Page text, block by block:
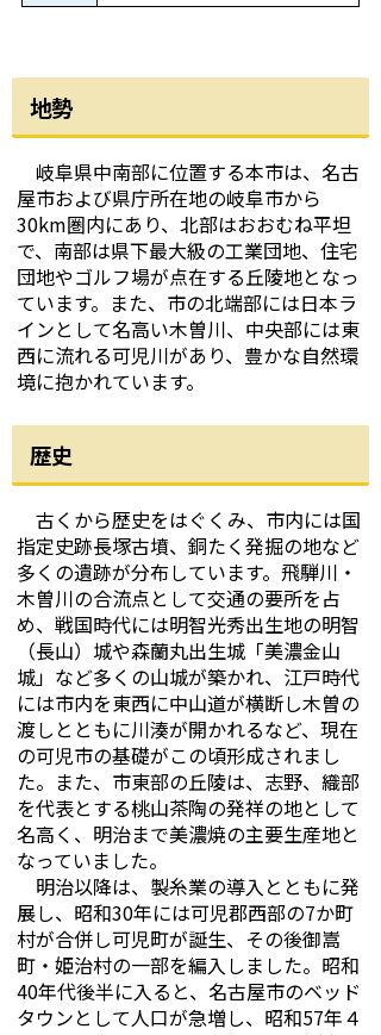
地勢
岐阜県中南部に位置する本市は、名古
屋市および県庁所在地の岐阜市から
30km圏内にあり、北部はおおむね平坦
で、南部は県下最大級の工業団地、住宅
団地やゴルフ場が点在する丘陵地となっ
ています。また、市の北端部には日本ラ
インとして名高い木曽川、中央部には東
西に流れる可児川があり、豊かな自然環
境に抱かれています。
歴史
古くから歴史をはぐくみ、市内には国
指定史跡長塚古墳、銅たく発掘の地など
多くの遺跡が分布しています。飛騨川・
木曽川の合流点として交通の要所を占
め、戦国時代には明智光秀出生地の明智
（長山）城や森蘭丸出生城「美濃金山
城」など多くの山城が築かれ、江戸時代
には市内を東西に中山道が横断し木曽の
渡しとともに川湊が開かれるなど、現在
の可児市の基礎がこの頃形成されまし
た。また、市東部の丘陵は、志野、織部
を代表とする桃山茶陶の発祥の地として
名高く、明治まで美濃焼の主要生産地と
なっていました。
明治以降は、製糸業の導入とともに発
展し、昭和30年には可児郡西部の7か町
村が合併し可児町が誕生、その後御嵩
町・姫治村の一部を編入しました。昭和
40年代後半に入ると、名古屋市のベッド
タウンとして人口が急増し、昭和57年４